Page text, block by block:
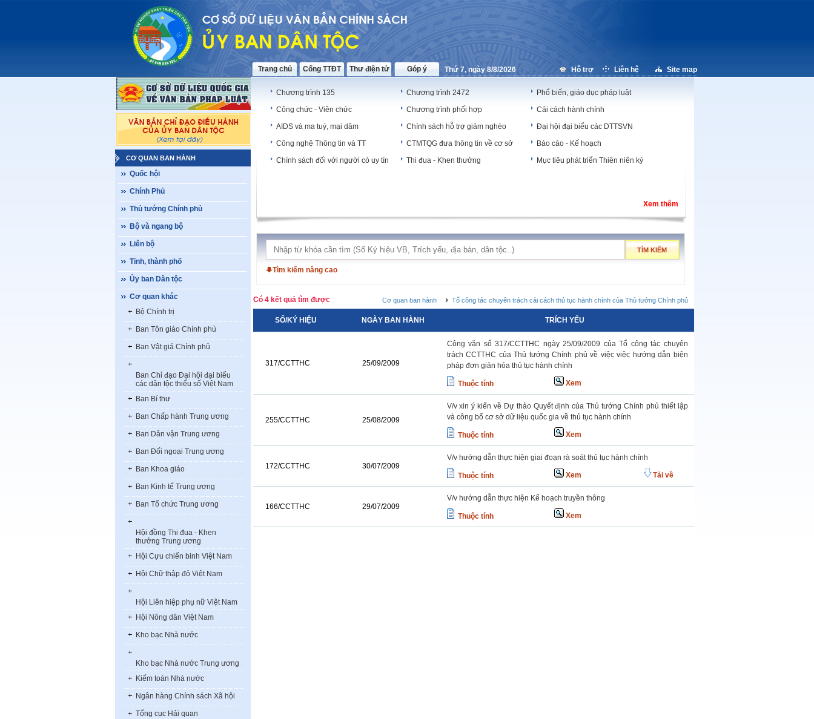
Trang chủ Cổng TTĐT Thư điện tử Góp ý Thứ 7, ngày 8/8/2026 Hỗ trợ Liên hệ Site map
CƠ QUAN BAN HÀNH
Quốc hội
Chính Phủ
Thủ tướng Chính phủ
Bộ và ngang bộ
Liên bộ
Tỉnh, thành phố
Ủy ban Dân tộc
Cơ quan khác
Bộ Chính trị
Ban Tôn giáo Chính phủ
Ban Vật giá Chính phủ
Ban Chỉ đạo Đại hội đại biểu
các dân tộc thiểu số Việt Nam
Ban Bí thư
Ban Chấp hành Trung ương
Ban Dân vận Trung ương
Ban Đối ngoại Trung ương
Ban Khoa giáo
Ban Kinh tế Trung ương
Ban Tổ chức Trung ương
Hội đồng Thi đua - Khen
thưởng Trung ương
Hội Cựu chiến binh Việt Nam
Hội Chữ thập đỏ Việt Nam
Hội Liên hiệp phụ nữ Việt Nam
Hội Nông dân Việt Nam
Kho bạc Nhà nước
Kho bạc Nhà nước Trung ương
Kiểm toán Nhà nước
Ngân hàng Chính sách Xã hội
Tổng cục Hải quan
Chương trình 135 Chương trình 2472
Phổ biến, giáo dục pháp luật
Công chức - Viên chức
Chương trình phối hợp
Cải cách hành chính
AIDS và ma tuý, mại dâm
Chính sách hỗ trợ giảm nghèo
Đại hội đại biểu các DTTSVN
Công nghệ Thông tin và TT
CTMTQG đưa thông tin về cơ sở
Báo cáo - Kế hoạch
Chính sách đối với người có uy tín
Thi đua - Khen thưởng Mục tiêu phát triển Thiên niên kỷ
Xem thêm
TÌM KIẾM
Tìm kiếm nâng cao
Có 4 kết quả tìm được Cơ quan ban hành Tổ công tác chuyên trách cải cách thủ tục hành chính của Thủ tướng Chính phủ
SỐ/KÝ HIỆU NGÀY BAN HÀNH TRÍCH YẾU
317/CCTTHC 25/09/2009
Công văn số 317/CCTTHC ngày 25/09/2009 của Tổ công tác chuyên
trách CCTTHC của Thủ tướng Chính phủ về việc việc hướng dẫn biện
pháp đơn giản hóa thủ tục hành chính
Thuộc tính Xem
255/CCTTHC 25/08/2009
V/v xin ý kiến về Dự thảo Quyết định của Thủ tướng Chính phủ thiết lập
và công bố cơ sở dữ liệu quốc gia về thủ tục hành chính
Thuộc tính Xem
172/CCTTHC 30/07/2009
V/v hướng dẫn thực hiện giai đoạn rà soát thủ tục hành chính
Thuộc tính Xem Tải về
166/CCTTHC 29/07/2009
V/v hướng dẫn thực hiện Kế hoạch truyền thông
Thuộc tính Xem